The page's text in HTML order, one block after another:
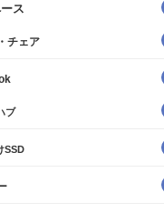
ス
チェア
ブ
SSD